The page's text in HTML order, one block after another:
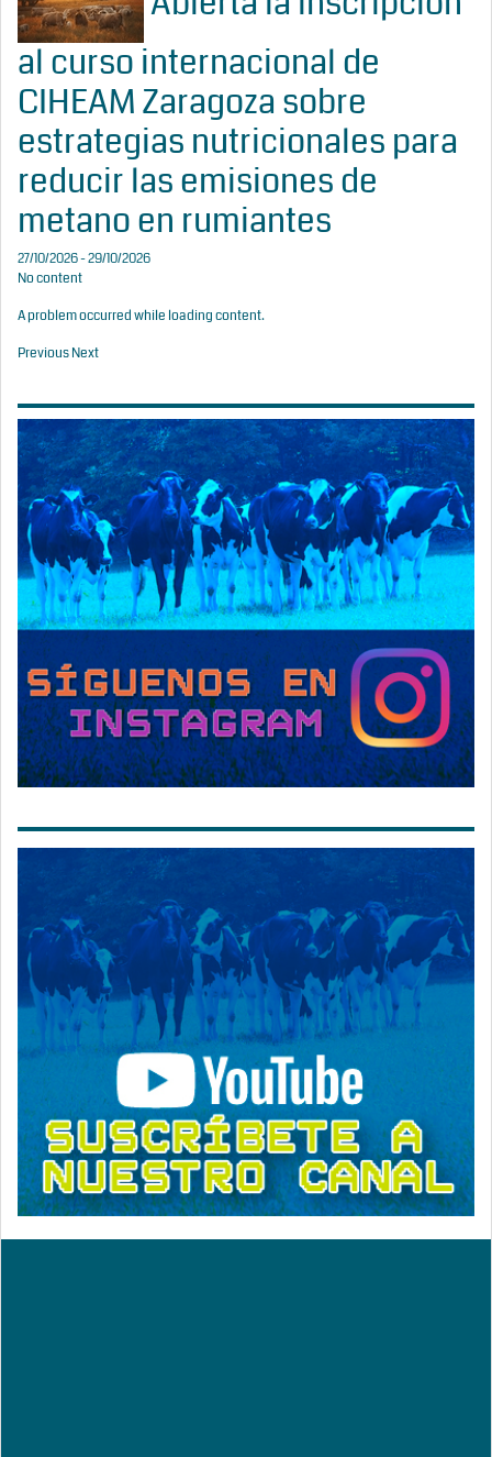
al curso internacional de
CIHEAM Zaragoza sobre
estrategias nutricionales para
reducir las emisiones de
metano en rumiantes
27/10/2026 - 29/10/2026
No content
A problem occurred while loading content.
PreviousNext